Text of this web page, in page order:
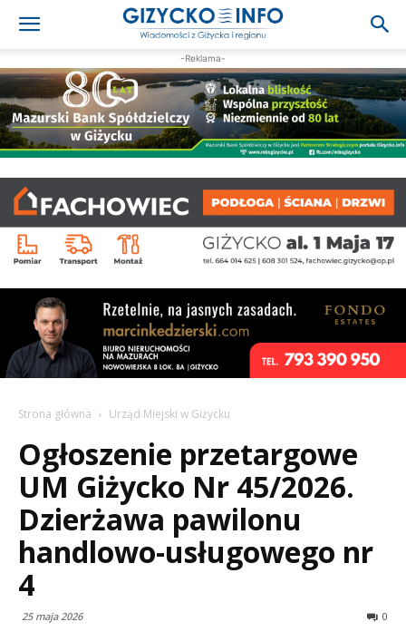
-Reklama-
Strona główna Urząd Miejski w Giżycku
Ogłoszenie przetargowe
UM Giżycko Nr 45/2026.
Dzierżawa pawilonu
handlowo-usługowego nr
4
25 maja 2026 0